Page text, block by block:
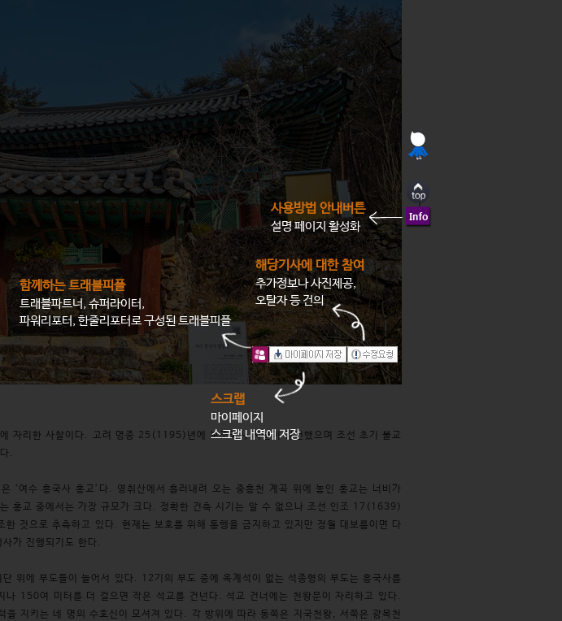
자리한 사찰이다. 고려 명종 25(1195)년에 보조국사 지눌이 창건했으며 조선 초기 불교
.
‘여수 흥국사 홍교’다. 영취산에서 흘러내려 오는 중흥천 계곡 위에 놓인 홍교는 너비가
홍교 중에서는 가장 규모가 크다. 정확한 건축 시기는 알 수 없으나 조선 인조 17(1639)
한 것으로 추측하고 있다. 현재는 보호를 위해 통행을 금지하고 있지만 정월 대보름이면 다
가 진행되기도 한다.
위에 부도들이 늘어서 있다. 12기의 부도 중에 옥계석이 없는 석종형의 부도는 흥국사를
나 150여 미터를 더 걸으면 작은 석교를 건넌다. 석교 건너에는 천왕문이 자리하고 있다.
을 지키는 네 명의 수호신이 모셔져 있다. 각 방위에 따라 동쪽은 지국천왕, 서쪽은 광목천
사용방법 안내버튼
설명 페이지 활성화
함께하는 트래블피플
트래블파트너, 슈퍼라이터,
파워리포터, 한줄리포터로 구성된 트래블피플
스크랩
마이페이지
스크랩 내역에 저장
해당기사에 대한 참여
추가정보나 사진제공,
오탈자 등 건의